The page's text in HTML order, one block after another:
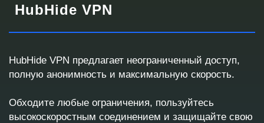
Запрос корпоративного VPN
Ответим с готовым решением или кастомным
HubHide VPN
HubHide VPN предлагает неограниченный доступ,
полную анонимность и максимальную скорость.
Обходите любые ограничения, пользуйтесь
высокоскоростным соединением и защищайте свою